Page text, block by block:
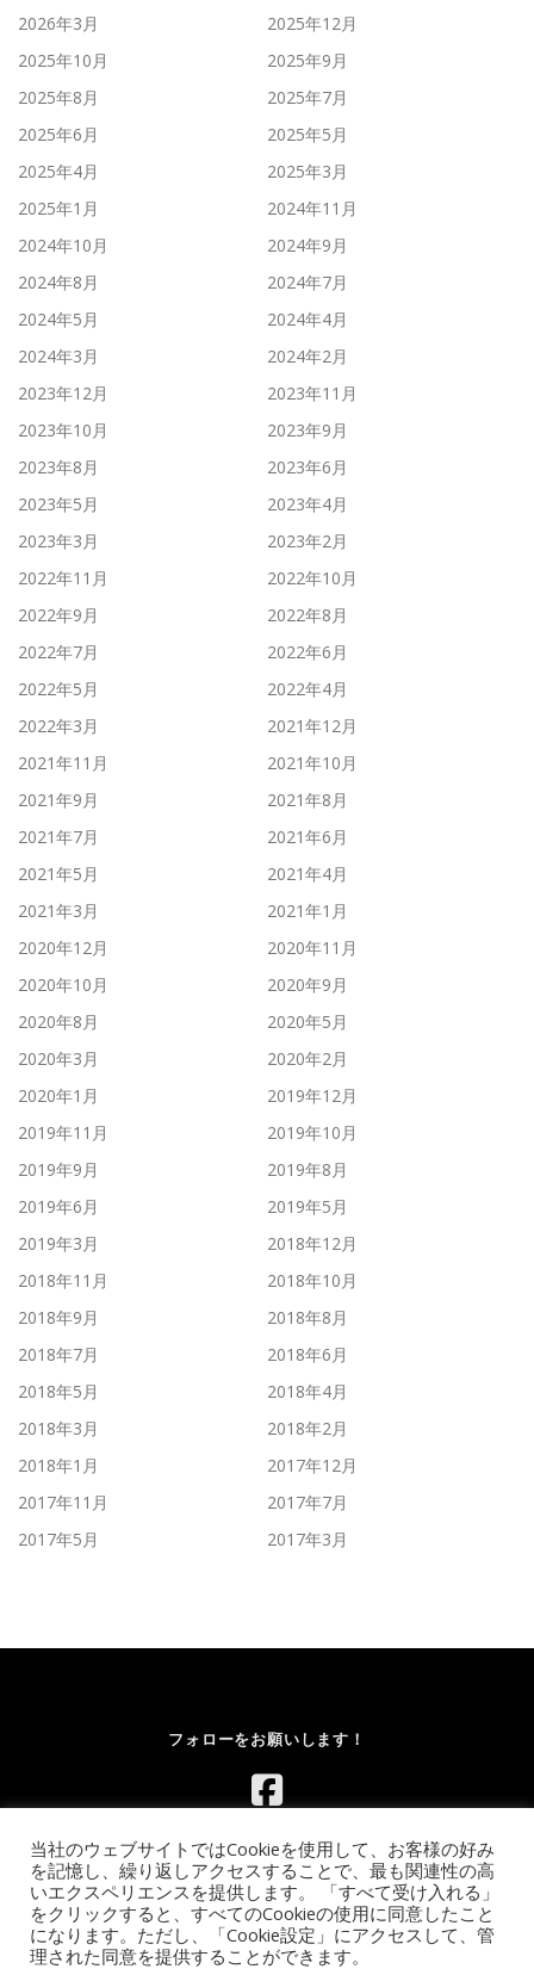
2026年3月
2025年12月
2025年10月
2025年9月
2025年8月
2025年7月
2025年6月
2025年5月
2025年4月
2025年3月
2025年1月
2024年11月
2024年10月
2024年9月
2024年8月
2024年7月
2024年5月
2024年4月
2024年3月
2024年2月
2023年12月
2023年11月
2023年10月
2023年9月
2023年8月
2023年6月
2023年5月
2023年4月
2023年3月
2023年2月
2022年11月
2022年10月
2022年9月
2022年8月
2022年7月
2022年6月
2022年5月
2022年4月
2022年3月
2021年12月
2021年11月
2021年10月
2021年9月
2021年8月
2021年7月
2021年6月
2021年5月
2021年4月
2021年3月
2021年1月
2020年12月
2020年11月
2020年10月
2020年9月
2020年8月
2020年5月
2020年3月
2020年2月
2020年1月
2019年12月
2019年11月
2019年10月
2019年9月
2019年8月
2019年6月
2019年5月
2019年3月
2018年12月
2018年11月
2018年10月
2018年9月
2018年8月
2018年7月
2018年6月
2018年5月
2018年4月
2018年3月
2018年2月
2018年1月
2017年12月
2017年11月
2017年7月
2017年5月
2017年3月
フォローをお願いします！
Copyright © 2026 レンタルボルダリングウォール.com｜イベント
当社のウェブサイトではCookieを使用して、お客様の好み
を記憶し、繰り返しアクセスすることで、最も関連性の高
いエクスペリエンスを提供します。 「すべて受け入れる」
をクリックすると、すべてのCookieの使用に同意したこと
になります。ただし、「Cookie設定」にアクセスして、管
理された同意を提供することができます。